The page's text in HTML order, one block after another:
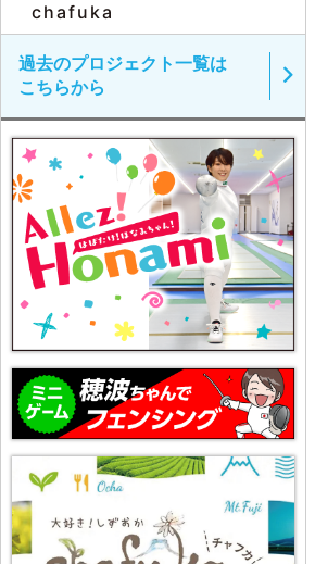
chafuka
過去のプロジェクト一覧は
こちらから